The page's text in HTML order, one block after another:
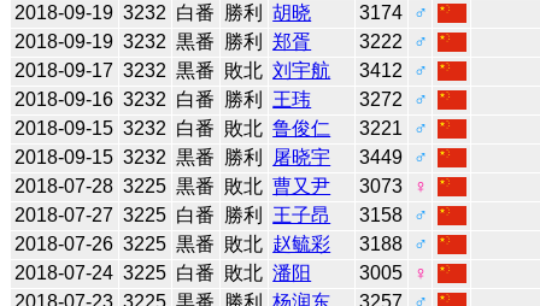
2018-09-19 3232 白番 勝利 胡晓 3174
♂
2018-09-19 3232 黒番 勝利 郑胥 3222
♂
2018-09-17 3232 黒番 敗北 刘宇航 3412
♂
2018-09-16 3232 白番 勝利 王玮 3272
♂
2018-09-15 3232 白番 敗北 鲁俊仁 3221
♂
2018-09-15 3232 黒番 勝利 屠晓宇 3449
♂
2018-07-28 3225 黒番 敗北 曹又尹 3073
♀
2018-07-27 3225 白番 勝利 王子昂 3158
♂
2018-07-26 3225 黒番 敗北 赵毓彩 3188
♂
2018-07-24 3225 白番 敗北 潘阳 3005
♀
2018-07-23 3225 黒番 勝利 杨润东 3257
♂